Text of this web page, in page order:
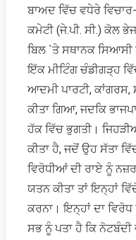
ਬਾਅਦ ਵਿੱਚ ਵਧੇਰੇ
ਕਮੇਟੀ (ਜੇ.ਪੀ. ਸੀ.) ਕੋਲ
ਬਿਲ `ਤੇ ਸਥਾਨਕ
ਇੱਕ ਮੀਟਿੰਗ ਚੰਡੀਗੜ੍ਹ
ਆਦਮੀ ਪਾਰਟੀ,
ਕੀਤਾ ਗਿਆ, ਜਦਕਿ
ਹੱਕ ਵਿੱਚ ਭੁਗਤੀ।
ਕੀਤਾ ਹੈ, ਜਦੋਂ ਉਹ ਸੱਤਾ
ਵਿਰੋਧੀਆਂ ਦੀ ਰਾਏ ਨੂੰ
ਯਤਨ ਕੀਤਾ ਤਾਂ ਇਨ੍ਹਾਂ
ਕਰਨਾ। ਇਨ੍ਹਾਂ ਦਾ ਵਿਰੋਧ
ਸਭ ਨੂੰ ਪਤਾ ਹੈ ਕਿ